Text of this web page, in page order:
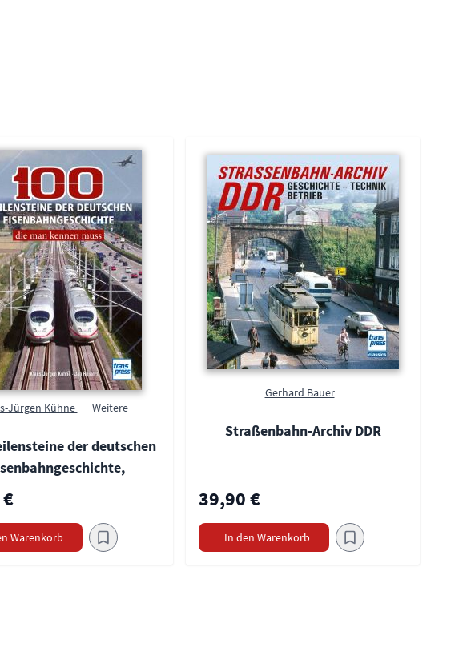
Jürgen Kühne + Weitere
der deutschen
Warenkorb
Gerhard Bauer
Straßenbahn-Archiv DDR
39,90 €
In den Warenkorb